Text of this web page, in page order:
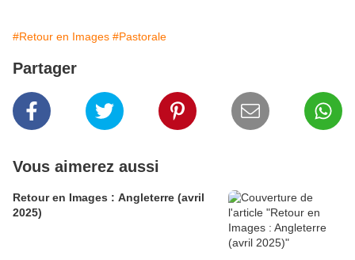
#Retour en Images #Pastorale
Partager
Vous aimerez aussi
Retour en Images : Angleterre (avril
2025)